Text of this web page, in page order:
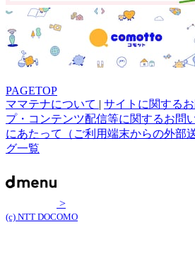
PAGETOP
ママテナについて | サイトに関する
プ・コンテンツ配信等に関するお問
にあたって（ご利用端末からの外部
グ一覧
>
(c) NTT DOCOMO